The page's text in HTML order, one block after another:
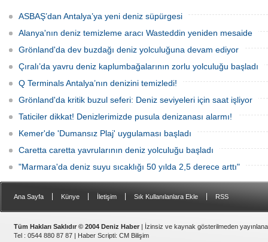
enkazlardan olası petrol sızıntılarının
deniz ekosistemleri için büyük bir tehdit
oluşturduğunu belirtiyor.
akıntıların bu olağan dışı yoğunluğa
neden olduğunu belirtiyor.
ASBAŞ’dan Antalya’ya yeni deniz süpürgesi
Alanya'nın deniz temizleme aracı Wasteddin yeniden mesaide
Grönland'da dev buzdağı deniz yolculuğuna devam ediyor
Çıralı’da yavru deniz kaplumbağalarının zorlu yolculuğu başladı
Q Terminals Antalya’nın denizini temizledi!
Grönland'da kritik buzul seferi: Deniz seviyeleri için saat işliyor
Taticiler dikkat! Denizlerimizde pusula denizanası alarmı!
Kemer'de 'Dumansız Plaj' uygulaması başladı
Caretta caretta yavrularının deniz yolculuğu başladı
"Marmara'da deniz suyu sıcaklığı 50 yılda 2,5 derece arttı"
Ana Sayfa Künye İletişim Sık Kullanılanlara Ekle RSS
Tüm Hakları Saklıdır © 2004 Deniz Haber | İzinsiz ve kaynak gösterilmeden
Tel : 0544 880 87 87 | Haber Scripti: CM Bilişim